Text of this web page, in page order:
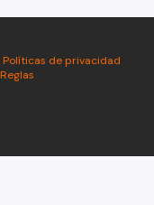
Políticas de privacidad
Reglas